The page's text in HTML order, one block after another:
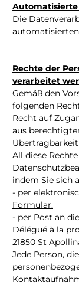
Die
Rechte der
verarbeitet
Gemäß den
folgenden
Recht auf
aus
All diese
indem Sie sich
- per
Formular.
- per Post an
Délégué à la
21850 St
Jede Person,